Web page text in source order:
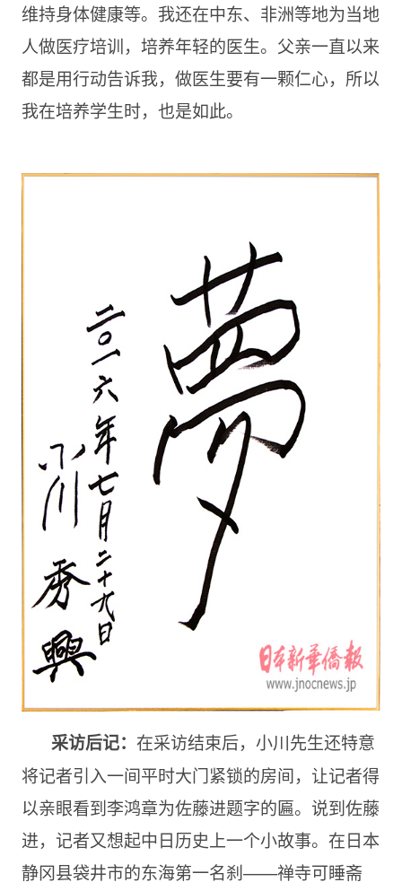
维持身体健康等。我还在中东、非洲等地为当地
人做医疗培训，培养年轻的医生。父亲一直以来
都是用行动告诉我，做医生要有一颗仁心，所以
我在培养学生时，也是如此。
采访后记： 在采访结束后，小川先生还特意
将记者引入一间平时大门紧锁的房间，让记者得
以亲眼看到李鸿章为佐藤进题字的匾。说到佐藤
进，记者又想起中日历史上一个小故事。在日本
静冈县袋井市的东海第一名刹——禅寺可睡斋